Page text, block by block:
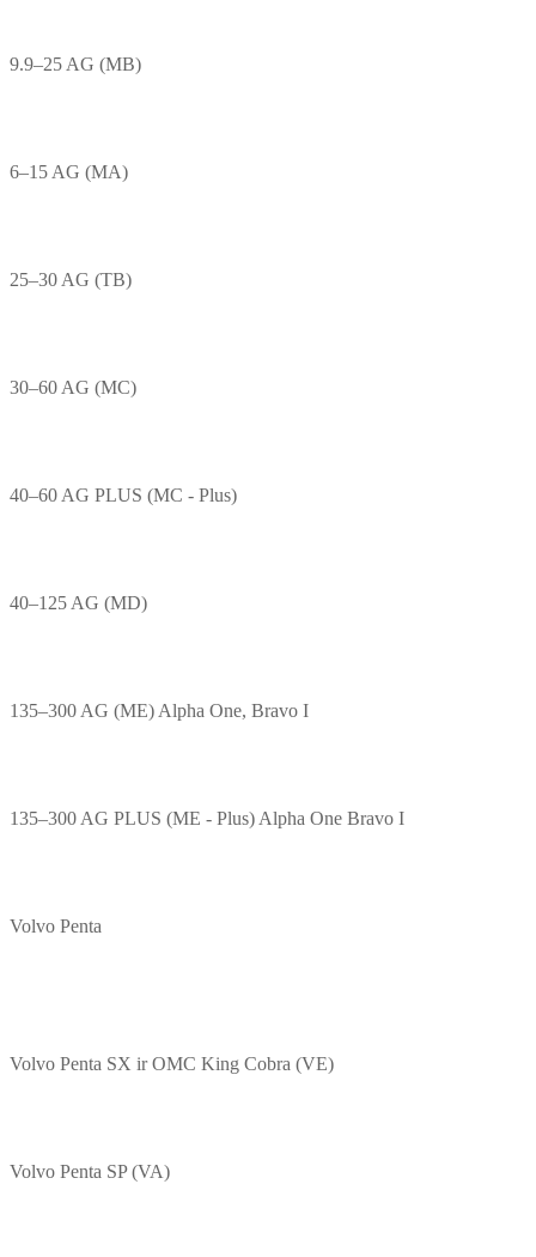
9.9–25 AG (MB)
6–15 AG (MA)
25–30 AG (TB)
30–60 AG (MC)
40–60 AG PLUS (MC - Plus)
40–125 AG (MD)
135–300 AG (ME) Alpha One, Bravo I
135–300 AG PLUS (ME - Plus) Alpha One Bravo I
Volvo Penta
Volvo Penta SX ir OMC King Cobra (VE)
Volvo Penta SP (VA)